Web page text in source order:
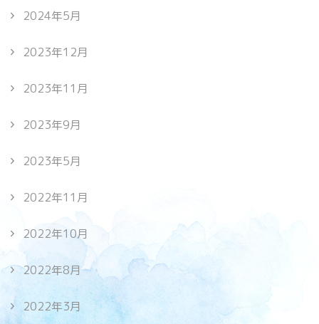
2024年5月
2023年12月
2023年11月
2023年9月
2023年5月
2022年11月
2022年10月
2022年8月
2022年3月